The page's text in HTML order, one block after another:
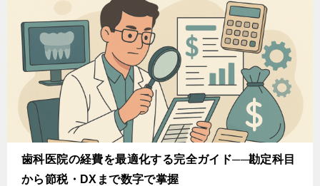
歯科医院の経費を最適化する完全ガイド──勘定科目
から節税・DXまで数字で掌握